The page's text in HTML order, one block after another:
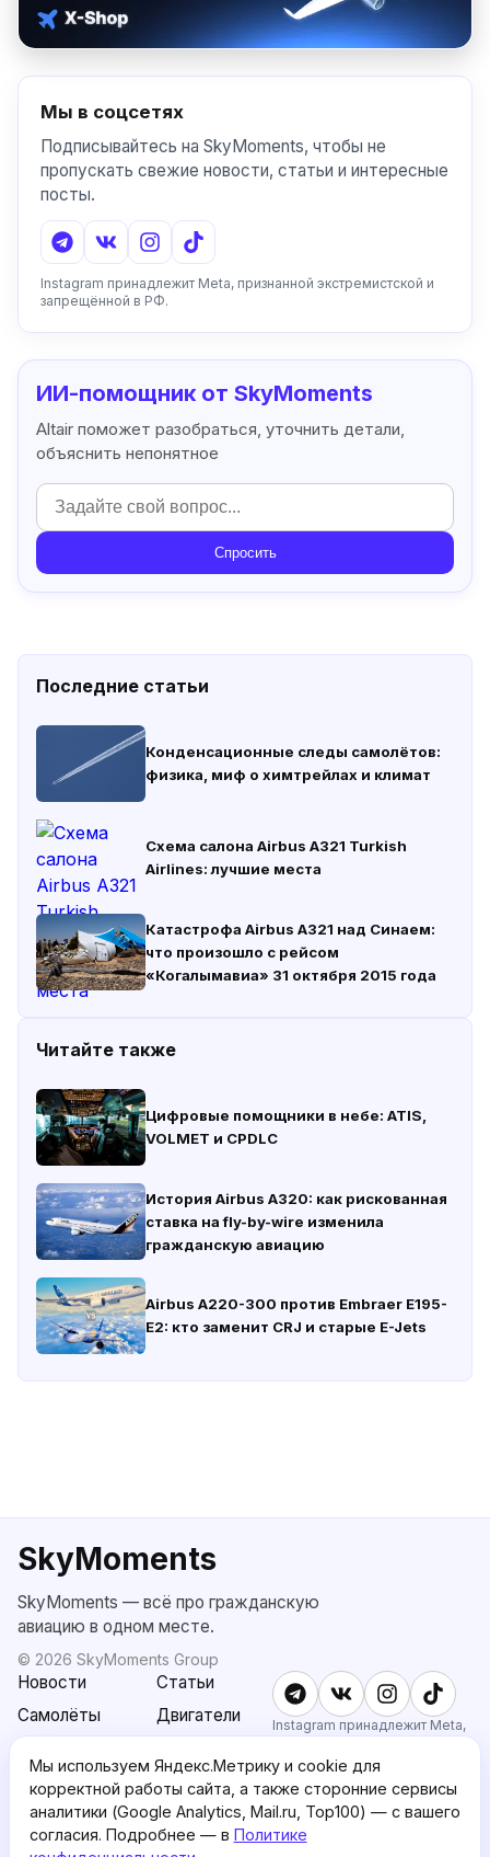
Мы в соцсетях
Подписывайтесь на SkyMoments, чтобы не
пропускать свежие новости, статьи и интересные
посты.
Instagram принадлежит Meta, признанной экстремистской и
запрещённой в РФ.
ИИ-помощник от SkyMoments
Altair поможет разобраться, уточнить детали,
объяснить непонятное
Спросить
Последние статьи
Конденсационные следы самолётов:
физика, миф о химтрейлах и климат
Схема салона Airbus A321 Turkish
Airlines: лучшие места
Катастрофа Airbus A321 над Синаем:
что произошло с рейсом
«Когалымавиа» 31 октября 2015 года
Читайте также
Цифровые помощники в небе: ATIS,
VOLMET и CPDLC
История Airbus A320: как рискованная
ставка на fly-by-wire изменила
гражданскую авиацию
Airbus A220-300 против Embraer E195-
E2: кто заменит CRJ и старые E-Jets
SkyMoments
SkyMoments — всё про гражданскую
авиацию в одном месте.
© 2026 SkyMoments Group
Новости
Статьи
Самолёты
Двигатели
AI: Altair
SkyMoments
Pro
О проекте
Пользовательское
Instagram принадлежит Meta,
запрещённой в РФ.
Мы используем Яндекс.Метрику и cookie для
корректной работы сайта, а также сторонние сервисы
аналитики (Google Analytics, Mail.ru, Top100) — с вашего
согласия. Подробнее — в Политике